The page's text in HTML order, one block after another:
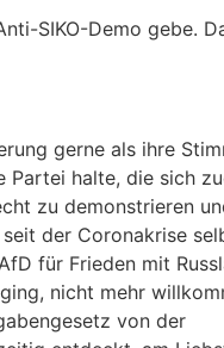
SIKO-Demo gebe.
gerne als ihre
Partei halte, die sich
zu demonstrieren
der Coronakrise
für Frieden mit
nicht mehr
von der